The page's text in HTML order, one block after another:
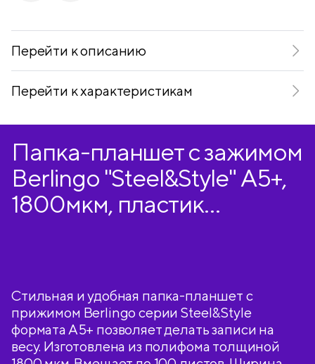
Перейти к описанию
Перейти к характеристикам
Папка-планшет с зажимом
Berlingo "Steel&Style" А5+,
1800мкм, пластик
Стильная и удобная папка-планшет с
прижимом Berlingo серии Steel&Style
формата А5+ позволяет делать записи на
весу. Изготовлена из полифома толщиной